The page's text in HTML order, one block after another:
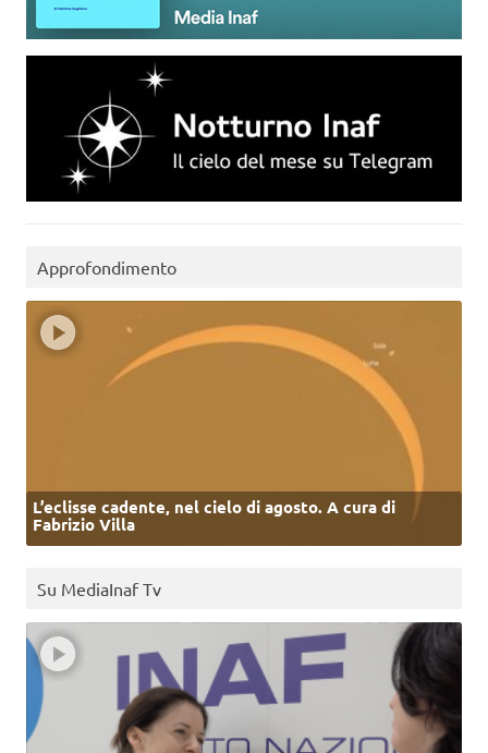
Approfondimento
L’eclisse cadente, nel cielo di agosto. A cura di
Fabrizio Villa
Su MediaInaf Tv